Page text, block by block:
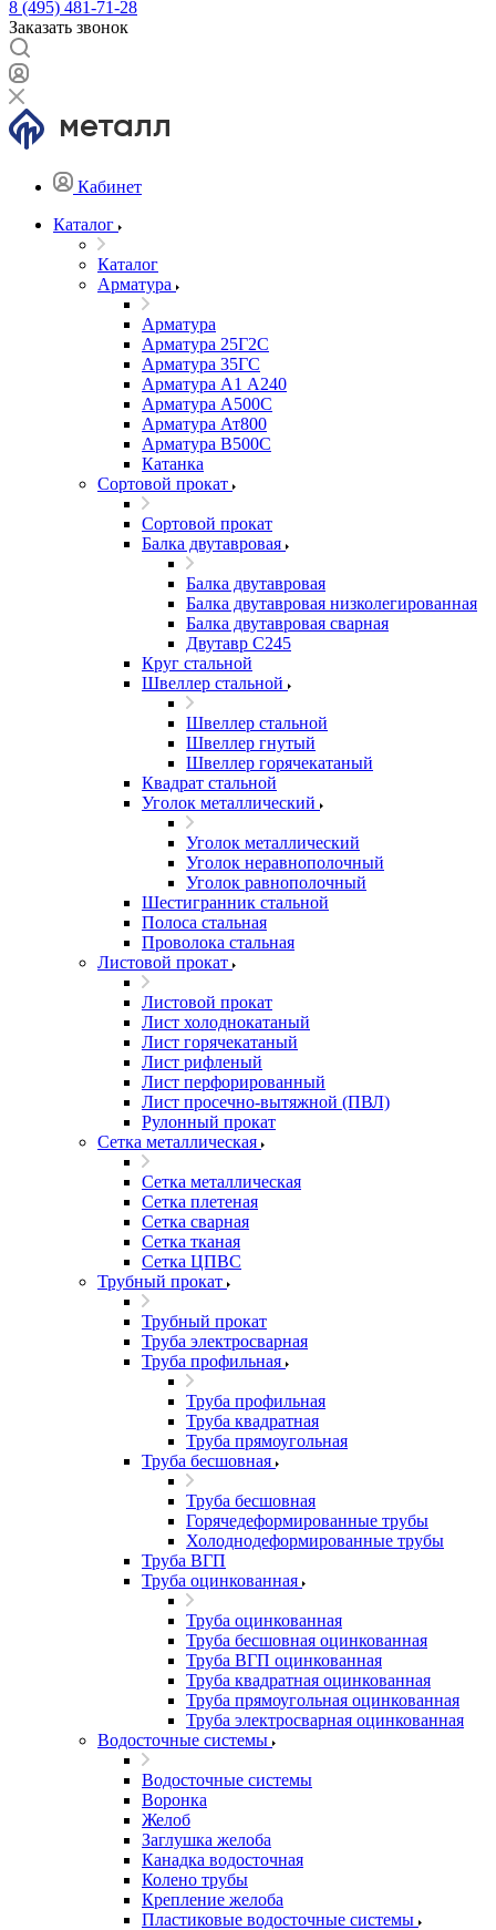
8 (495) 481-71-28
Заказать звонок
Кабинет
Каталог
Каталог
Арматура
Арматура
Арматура 25Г2С
Арматура 35ГС
Арматура А1 А240
Арматура А500С
Арматура Ат800
Арматура В500С
Катанка
Сортовой прокат
Сортовой прокат
Балка двутавровая
Балка двутавровая
Балка двутавровая низколегированная
Балка двутавровая сварная
Двутавр С245
Круг стальной
Швеллер стальной
Швеллер стальной
Швеллер гнутый
Швеллер горячекатаный
Квадрат стальной
Уголок металлический
Уголок металлический
Уголок неравнополочный
Уголок равнополочный
Шестигранник стальной
Полоса стальная
Проволока стальная
Листовой прокат
Листовой прокат
Лист холоднокатаный
Лист горячекатаный
Лист рифленый
Лист перфорированный
Лист просечно-вытяжной (ПВЛ)
Рулонный прокат
Сетка металлическая
Сетка металлическая
Сетка плетеная
Сетка сварная
Сетка тканая
Сетка ЦПВС
Трубный прокат
Трубный прокат
Труба электросварная
Труба профильная
Труба профильная
Труба квадратная
Труба прямоугольная
Труба бесшовная
Труба бесшовная
Горячедеформированные трубы
Холоднодеформированные трубы
Труба ВГП
Труба оцинкованная
Труба оцинкованная
Труба бесшовная оцинкованная
Труба ВГП оцинкованная
Труба квадратная оцинкованная
Труба прямоугольная оцинкованная
Труба электросварная оцинкованная
Водосточные системы
Водосточные системы
Воронка
Желоб
Заглушка желоба
Канадка водосточная
Колено трубы
Крепление желоба
Пластиковые водосточные системы